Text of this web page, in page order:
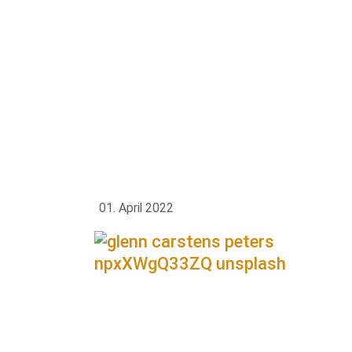
01. April 2022